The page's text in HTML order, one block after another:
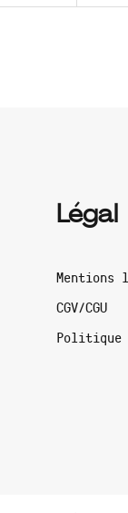
Légal
Mentions
CGV/CGU
Politique